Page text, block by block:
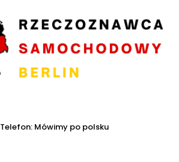
Telefon: Mówimy po polsku